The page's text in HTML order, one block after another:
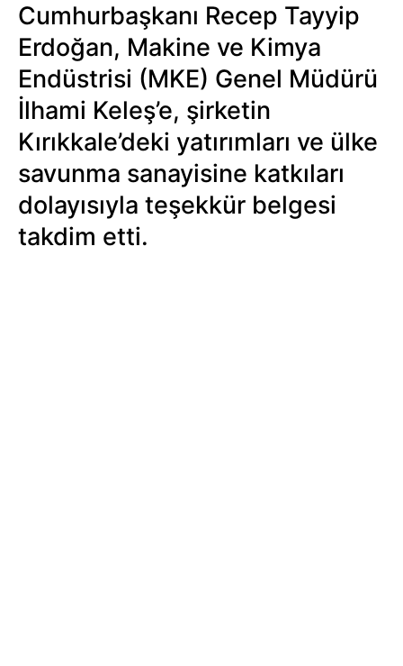
Cumhurbaşkanı Recep Tayyip
Erdoğan, Makine ve Kimya
Endüstrisi (MKE) Genel Müdürü
İlhami Keleş’e, şirketin
Kırıkkale’deki yatırımları ve ülke
savunma sanayisine katkıları
dolayısıyla teşekkür belgesi
takdim etti.